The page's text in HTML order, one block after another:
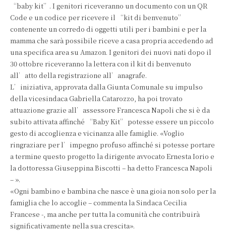
“baby kit”. I genitori riceveranno un documento con un QR
Code e un codice per ricevere il “kit di benvenuto”
contenente un corredo di oggetti utili per i bambini e per la
mamma che sarà possibile riceve a casa propria accedendo ad
una specifica area su Amazon. I genitori dei nuovi nati dopo il
30 ottobre riceveranno la lettera con il kit di benvenuto
all’atto della registrazione all’anagrafe.
L’iniziativa, approvata dalla Giunta Comunale su impulso
della vicesindaca Gabriella Catarozzo, ha poi trovato
attuazione grazie all’assessore Francesca Napoli che si è da
subito attivata affinché “Baby Kit” potesse essere un piccolo
gesto di accoglienza e vicinanza alle famiglie. «Voglio
ringraziare per l’impegno profuso affinché si potesse portare
a termine questo progetto la dirigente avvocato Ernesta Iorio e
la dottoressa Giuseppina Biscotti – ha detto Francesca Napoli
– ».
«Ogni bambino e bambina che nasce è una gioia non solo per la
famiglia che lo accoglie – commenta la Sindaca Cecilia
Francese -, ma anche per tutta la comunità che contribuirà
significativamente nella sua crescita».